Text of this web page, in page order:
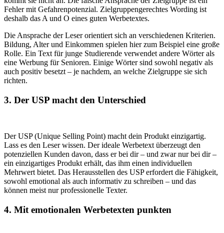
Fehler mit Gefahrenpotenzial. Zielgruppengerechtes Wording ist
deshalb das A und O eines guten Werbetextes.
Die Ansprache der Leser orientiert sich an verschiedenen Kriterien.
Bildung, Alter und Einkommen spielen hier zum Beispiel eine große
Rolle. Ein Text für junge Studierende verwendet andere Wörter als
eine Werbung für Senioren. Einige Wörter sind sowohl negativ als
auch positiv besetzt – je nachdem, an welche Zielgruppe sie sich
richten.
3. Der USP macht den Unterschied
Der USP (Unique Selling Point) macht dein Produkt einzigartig.
Lass es den Leser wissen. Der ideale Werbetext überzeugt den
potenziellen Kunden davon, dass er bei dir – und zwar nur bei dir –
ein einzigartiges Produkt erhält, das ihm einen individuellen
Mehrwert bietet. Das Herausstellen des USP erfordert die Fähigkeit,
sowohl emotional als auch informativ zu schreiben – und das
können meist nur professionelle Texter.
4. Mit emotionalen Werbetexten punkten